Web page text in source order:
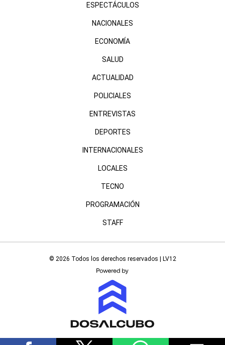
ESPECTÁCULOS
NACIONALES
ECONOMÍA
SALUD
ACTUALIDAD
POLICIALES
ENTREVISTAS
DEPORTES
INTERNACIONALES
LOCALES
TECNO
PROGRAMACIÓN
STAFF
© 2026 Todos los derechos reservados | LV12